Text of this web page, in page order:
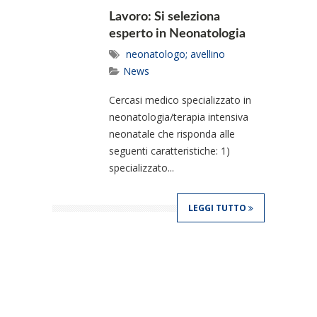
Lavoro: Si seleziona
esperto in Neonatologia
neonatologo; avellino
News
Cercasi medico specializzato in
neonatologia/terapia intensiva
neonatale che risponda alle
seguenti caratteristiche: 1)
specializzato...
LEGGI TUTTO